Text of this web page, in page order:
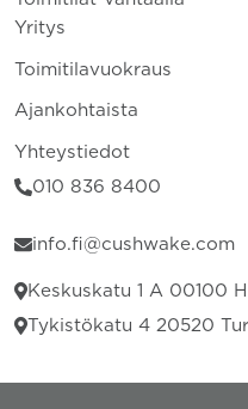
Yritys
Toimitilavuokraus
Ajankohtaista
Yhteystiedot
010 836 8400
info.fi@cushwake.com
Keskuskatu 1 A 00100
Tykistökatu 4 20520